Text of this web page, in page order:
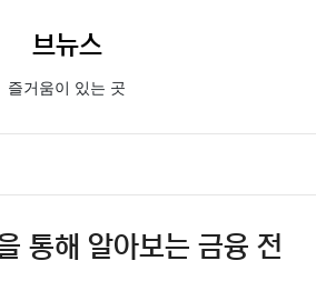
브뉴스
즐거움이 있는 곳
통해 알아보는 금융 전